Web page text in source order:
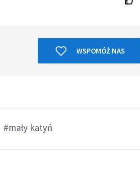
WSPOMÓŻ NAS
#mały katyń